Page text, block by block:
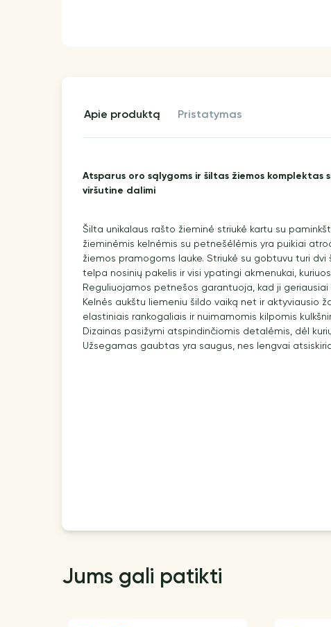
apie produktą pristatymas
Atsparus oro sąlygoms ir šiltas žiemos komplektas
viršutine dalimi
Šilta unikalaus rašto žieminė striukė kartu su
žieminėmis kelnėmis su petnešėlėmis yra puikiai
žiemos pramogoms lauke. Striukė su gobtuvu turi dvi
telpa nosinių pakelis ir visi ypatingi akmenukai,
Reguliuojamos petnešos garantuoja, kad ji geriausiai
Kelnės aukštu liemeniu šildo vaiką net ir aktyviausio
elastiniais rankogaliais ir nuimamomis kilpomis
Dizainas pasižymi atspindinčiomis detalėmis, dėl
Užsegamas gaubtas yra saugus, nes lengvai
Jums gali patikti